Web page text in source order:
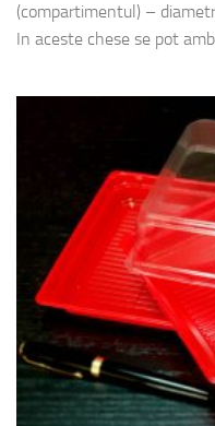
(compartimentul) –
In aceste chese se pot